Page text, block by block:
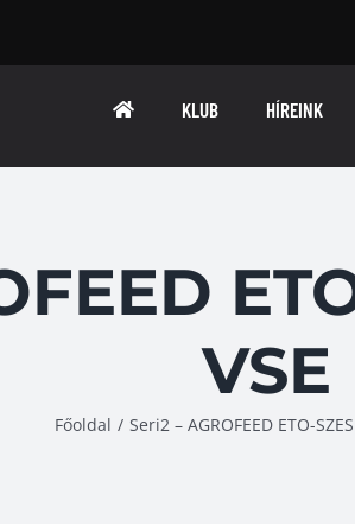
KLUB HÍREINK
VSE
Főoldal / Seri2 – AGROFEED ETO-